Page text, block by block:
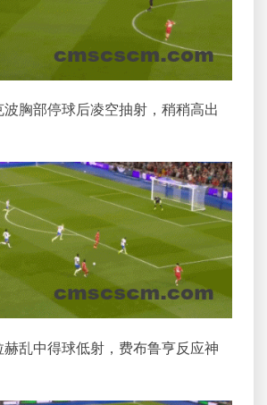
胸部停球后凌空抽射，稍稍高出
乱中得球低射，费布鲁亨反应神